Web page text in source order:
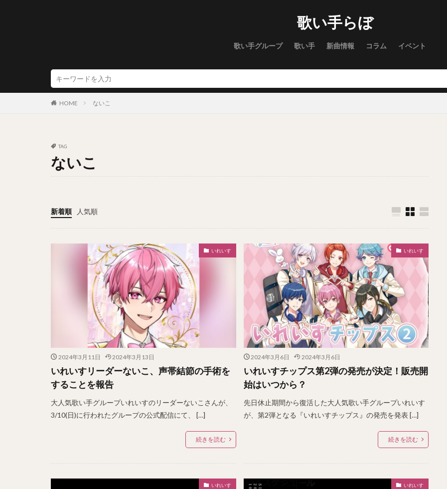
歌い手らぼ
歌い手グループ 歌い手 新曲情報 コラム イベント
HOME ないこ
TAG
ないこ
新着順 人気順
いれいす
2024年3月11日 2024年3月13日
いれいすリーダーないこ、声帯結節の手術を
することを報告
大人気歌い手グループいれいすのリーダーないこさんが、
3/10(日)に行われたグループの公式配信にて、 […]
続きを読む
いれいす
2024年3月6日 2024年3月6日
いれいすチップス第2弾の発売が決定！販売開
始はいつから？
先日休止期間から復活した大人気歌い手グループいれいす
が、第2弾となる『いれいすチップス』の発売を発表 […]
続きを読む
いれいす いれいす